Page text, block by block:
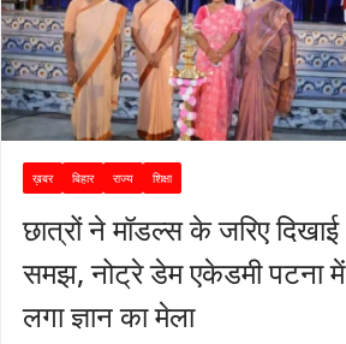
ख़बर बिहार राज्य शिक्षा
छात्रों ने मॉडल्स के जरिए दिखाई
समझ, नोट्रे डेम एकेडमी पटना में
लगा ज्ञान का मेला